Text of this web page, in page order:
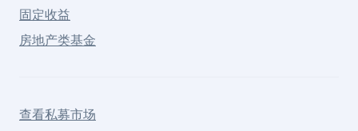
固定收益
房地产类基金
查看私募市场